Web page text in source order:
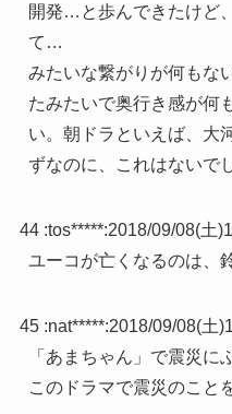
開発…と歩んできたけど
て…
みたいな繋がりが何もな
たみたいで奥行き感が何
い。朝ドラといえば、大
ずなのに、これはないで
44 :tos*****:2018/09/08(土
ユーコが亡くなるのは、
45 :nat*****:2018/09/08(土
「あまちゃん」で震災に
このドラマで震災のこと